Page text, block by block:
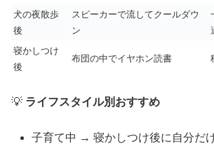
犬の夜散歩
後
スピーカーで流してクールダウ
ン
寝かしつけ
後
布団の中でイヤホン読書
💡 ライフスタイル別おすすめ
子育て中 → 寝かしつけ後に自分だ